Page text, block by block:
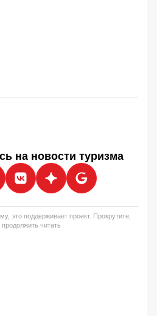
на новости туризма
это поддерживает проект. Прокрутите,
читать